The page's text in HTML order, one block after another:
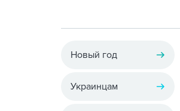
Новый год
Украинцам